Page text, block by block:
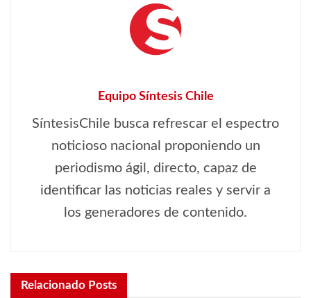
Equipo Síntesis Chile
SíntesisChile busca refrescar el espectro
noticioso nacional proponiendo un
periodismo ágil, directo, capaz de
identificar las noticias reales y servir a
los generadores de contenido.
Relacionado Posts